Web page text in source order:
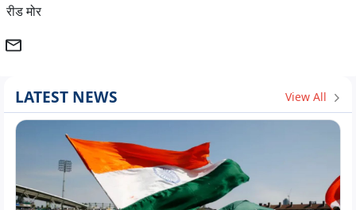
रीड मोर
LATEST NEWS View All